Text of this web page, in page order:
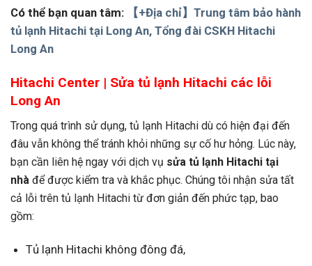
Có thể bạn quan tâm:
【+Địa chỉ】Trung tâm bảo hành
tủ lạnh Hitachi tại Long An, Tổng đài CSKH Hitachi
Long An
Hitachi Center | Sửa tủ lạnh Hitachi các lỗi
Long An
Trong quá trình sử dụng, tủ lạnh Hitachi dù có hiện đại đến
đâu vẫn không thể tránh khỏi những sự cố hư hỏng. Lúc này,
bạn cần liên hệ ngay với dịch vụ sửa tủ lạnh Hitachi tại
nhà để được kiểm tra và khắc phục. Chúng tôi nhận sửa tất
cả lỗi trên tủ lạnh Hitachi từ đơn giản đến phức tạp, bao
gồm:
Tủ lạnh Hitachi không đông đá,